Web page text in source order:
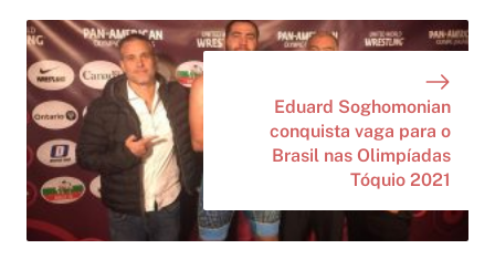
Eduard Soghomonian
conquista vaga para o
Brasil nas Olimpíadas
Tóquio 2021